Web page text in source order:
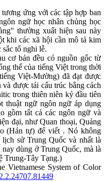
ứng với các tập hợp ban
ngữ học nhân chủng học
thường xuất hiện sau này
khi các xã hội cần mô tả kim
tố nghi lễ.
cơ bản đều có nguồn gốc từ
thể của tiếng Việt trong thời
Việt-Mường) đã đạt được
được tái cấu trúc bằng cách
trong thiên niên kỷ đầu tiên
thuật ngữ ngôn ngữ áp dụng
gồm tất cả các ngôn ngữ và
đại, như Quan thoại, Quảng
(Hán tự) để viết . Nó không
sử Trung Quốc và nhất là
dùng ở Trung Quốc, mà là
Trung-Tây Tạng.)
Vietnamese System of Color